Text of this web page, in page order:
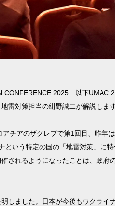
2025：以下UMAC
雷対策担当の紺野誠二が解説します
チアのザグレブで第1回目、昨年
いう特定の国の「地雷対策」に
されるようになったことは、政府
しました。日本が今後もウクライ